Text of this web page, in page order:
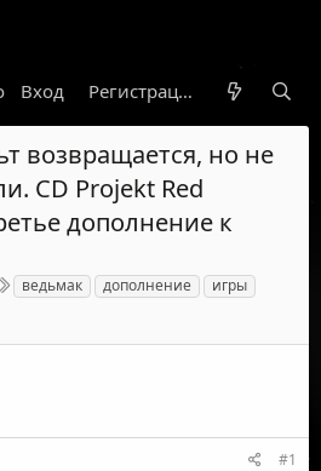
Гарант Новости
Вход Регистрация
возвращается, но не
CD Projekt Red
дополнение к
Т
е
и
ведьмак дополнение игры
#1